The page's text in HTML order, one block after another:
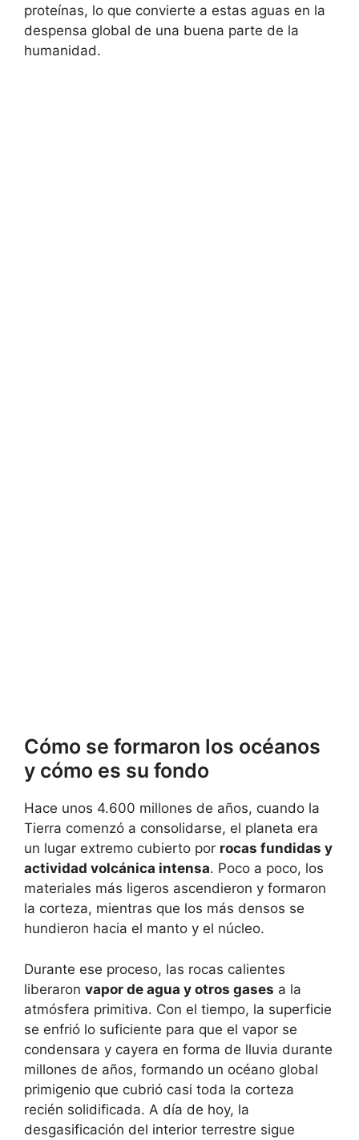
proteínas, lo que convierte a estas aguas en la
despensa global de una buena parte de la
humanidad.
Cómo se formaron los océanos
y cómo es su fondo
Hace unos 4.600 millones de años, cuando la
Tierra comenzó a consolidarse, el planeta era
un lugar extremo cubierto por rocas fundidas y
actividad volcánica intensa. Poco a poco, los
materiales más ligeros ascendieron y formaron
la corteza, mientras que los más densos se
hundieron hacia el manto y el núcleo.
Durante ese proceso, las rocas calientes
liberaron vapor de agua y otros gases a la
atmósfera primitiva. Con el tiempo, la superficie
se enfrió lo suficiente para que el vapor se
condensara y cayera en forma de lluvia durante
millones de años, formando un océano global
primigenio que cubrió casi toda la corteza
recién solidificada. A día de hoy, la
desgasificación del interior terrestre sigue